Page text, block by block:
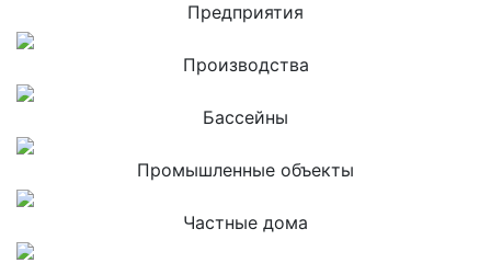
Предприятия
Производства
Бассейны
Промышленные объекты
Частные дома